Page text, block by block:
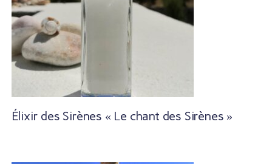
Élixir des Sirènes « Le chant des Sirènes »